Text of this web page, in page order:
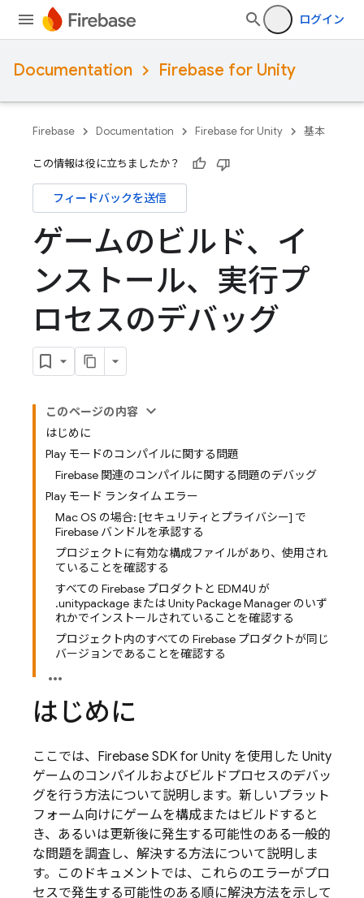
ログイン
Documentation Firebase for Unity
Firebase Documentation Firebase for Unity 基本
この情報は役に立ちましたか？
フィードバックを送信
ゲームのビルド、イ
ンストール、実行プ
ロセスのデバッグ
このページの内容
はじめに
Play モードのコンパイルに関する問題
Firebase 関連のコンパイルに関する問題のデバッグ
Play モード ランタイム エラー
Mac OS の場合: [セキュリティとプライバシー] で
Firebase バンドルを承認する
プロジェクトに有効な構成ファイルがあり、使用され
ていることを確認する
すべての Firebase プロダクトと EDM4U が
.unitypackage または Unity Package Manager のいず
れかでインストールされていることを確認する
プロジェクト内のすべての Firebase プロダクトが同じ
バージョンであることを確認する
はじめに
ここでは、Firebase SDK for Unity を使用した Unity
ゲームのコンパイルおよびビルドプロセスのデバッ
グを行う方法について説明します。新しいプラット
フォーム向けにゲームを構成またはビルドすると
き、あるいは更新後に発生する可能性のある一般的
な問題を調査し、解決する方法について説明しま
す。このドキュメントでは、これらのエラーがプロ
セスで発生する可能性のある順に解決方法を示して